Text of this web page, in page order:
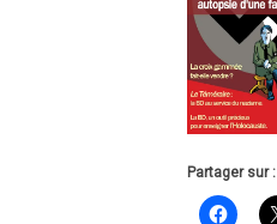
Partager sur :